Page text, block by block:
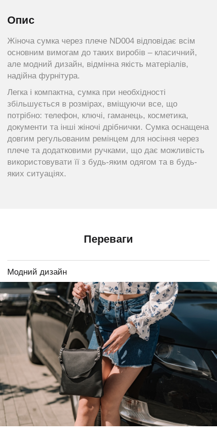
Опис
Жіноча сумка через плече ND004 відповідає всім
основним вимогам до таких виробів – класичний,
але модний дизайн, відмінна якість матеріалів,
надійна фурнітура.
Легка і компактна, сумка при необхідності
збільшується в розмірах, вміщуючи все, що
потрібно: телефон, ключі, гаманець, косметика,
документи та інші жіночі дрібнички. Сумка оснащена
довгим регульованим ремінцем для носіння через
плече та додатковими ручками, що дає можливість
використовувати її з будь-яким одягом та в будь-
яких ситуаціях.
Переваги
Модний дизайн